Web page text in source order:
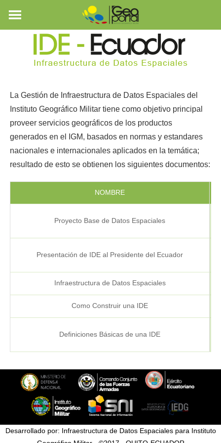
La Gestión de Infraestructura de Datos Espaciales del
Instituto Geográfico Militar tiene como objetivo principal
proveer servicios geográficos de los productos
generados en el IGM, basados en normas y estandares
nacionales e internacionales aplicados en la temática;
resultado de esto se obtienen los siguientes documentos:
NOMBRE
Proyecto Base de Datos Espaciales
Presentación de IDE al Presidente del Ecuador
Infraestructura de Datos Espaciales
Como Construir una IDE
Definiciones Básicas de una IDE
Desarrollado por: Infraestructura de Datos Espaciales para Instituto